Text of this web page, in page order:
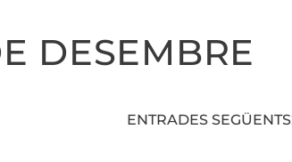
DESEMBRE
ENTRADES SEGÜENTS